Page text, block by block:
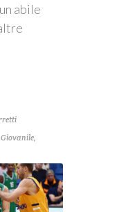
abile
Giovanile,